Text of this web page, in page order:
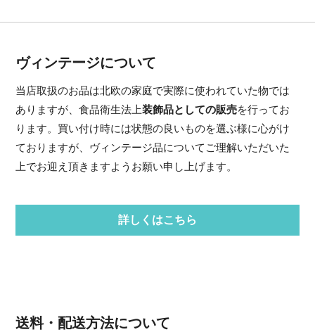
ヴィンテージについて
当店取扱のお品は北欧の家庭で実際に使われていた物では
ありますが、食品衛生法上装飾品としての販売を行ってお
ります。買い付け時には状態の良いものを選ぶ様に心がけ
ておりますが、ヴィンテージ品についてご理解いただいた
上でお迎え頂きますようお願い申し上げます。
詳しくはこちら
送料・配送方法について